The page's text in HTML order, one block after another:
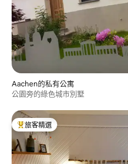
Aachen的私有公寓
公園旁的綠色城市別墅
旅客精選榜首
旅客精選